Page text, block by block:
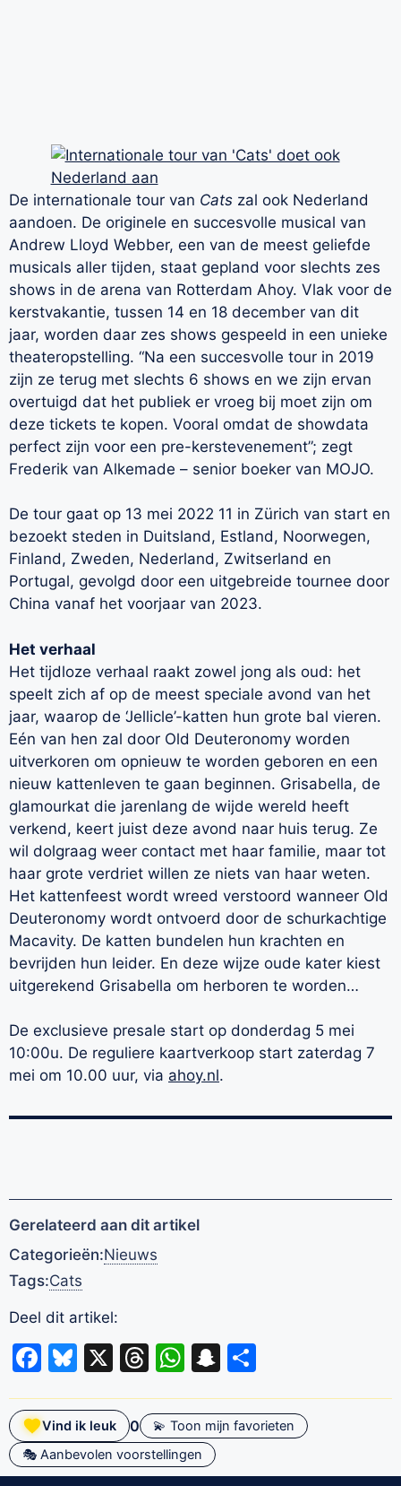
De internationale tour van Cats zal ook Nederland
aandoen. De originele en succesvolle musical van
Andrew Lloyd Webber, een van de meest geliefde
musicals aller tijden, staat gepland voor slechts zes
shows in de arena van Rotterdam Ahoy. Vlak voor de
kerstvakantie, tussen 14 en 18 december van dit
jaar, worden daar zes shows gespeeld in een unieke
theateropstelling. “Na een succesvolle tour in 2019
zijn ze terug met slechts 6 shows en we zijn ervan
overtuigd dat het publiek er vroeg bij moet zijn om
deze tickets te kopen. Vooral omdat de showdata
perfect zijn voor een pre-kerstevenement”; zegt
Frederik van Alkemade – senior boeker van MOJO.
De tour gaat op 13 mei 2022 11 in Zürich van start en
bezoekt steden in Duitsland, Estland, Noorwegen,
Finland, Zweden, Nederland, Zwitserland en
Portugal, gevolgd door een uitgebreide tournee door
China vanaf het voorjaar van 2023.
Het verhaal
Het tijdloze verhaal raakt zowel jong als oud: het
speelt zich af op de meest speciale avond van het
jaar, waarop de ‘Jellicle’-katten hun grote bal vieren.
Eén van hen zal door Old Deuteronomy worden
uitverkoren om opnieuw te worden geboren en een
nieuw kattenleven te gaan beginnen. Grisabella, de
glamourkat die jarenlang de wijde wereld heeft
verkend, keert juist deze avond naar huis terug. Ze
wil dolgraag weer contact met haar familie, maar tot
haar grote verdriet willen ze niets van haar weten.
Het kattenfeest wordt wreed verstoord wanneer Old
Deuteronomy wordt ontvoerd door de schurkachtige
Macavity. De katten bundelen hun krachten en
bevrijden hun leider. En deze wijze oude kater kiest
uitgerekend Grisabella om herboren te worden…
De exclusieve presale start op donderdag 5 mei
10:00u. De reguliere kaartverkoop start zaterdag 7
mei om 10.00 uur, via ahoy.nl.
Gerelateerd aan dit artikel
Categorieën:Nieuws
Tags:Cats
Deel dit artikel:
Facebook
Bluesky
X Threads
WhatsApp
Snapchat
Vind ik leuk 0
💫 Toon mijn favorieten
🎭 Aanbevolen voorstellingen